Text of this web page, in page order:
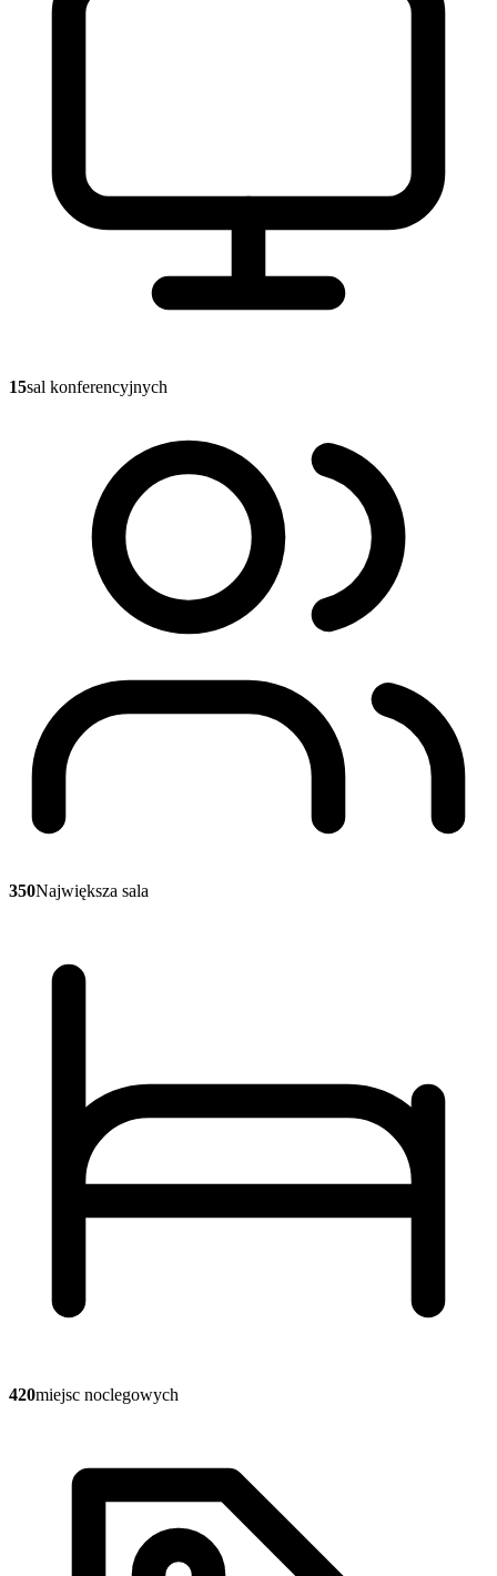
15sal konferencyjnych
350Największa sala
420miejsc noclegowych